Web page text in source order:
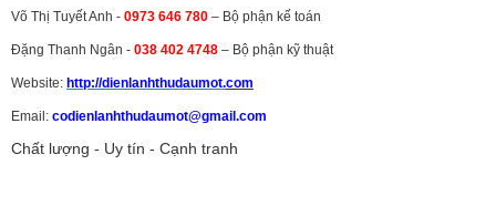
Võ Thị Tuyết Anh - 0973 646 780 – Bộ phận kế toán
Đặng Thanh Ngân - 038 402 4748 – Bộ phận kỹ thuật
Website: http://dienlanhthudaumot.com
Email: codienlanhthudaumot@gmail.com
Chất lượng - Uy tín - Cạnh tranh